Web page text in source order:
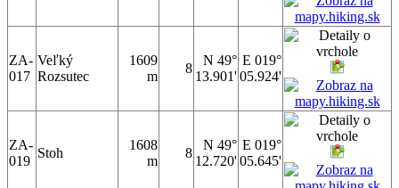
ZA-
017
Veľký
Rozsutec
1609
m
8
N 49°
13.901'
E 019°
05.924'
ZA-
019
Stoh
1608
m
8
N 49°
12.720'
E 019°
05.645'